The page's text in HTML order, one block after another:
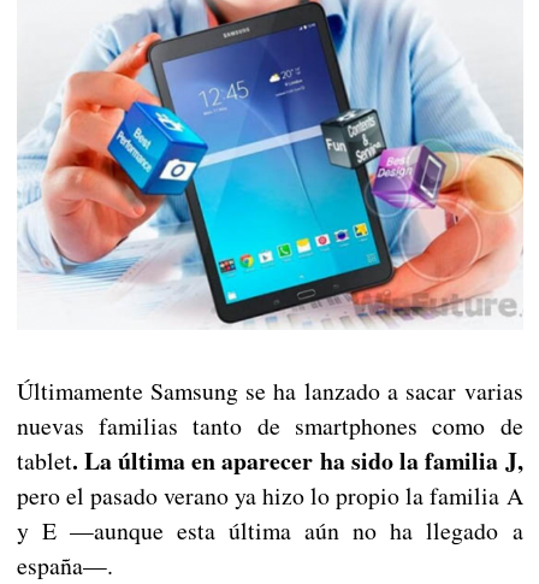
Últimamente Samsung se ha lanzado a sacar varias
nuevas familias tanto de smartphones como de
tablet. La última en aparecer ha sido la familia J,
pero el pasado verano ya hizo lo propio la familia A
y E —aunque esta última aún no ha llegado a
españa—.